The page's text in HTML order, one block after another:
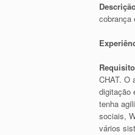
cobrança
CHAT. O
digitação
tenha
sociais,
vários